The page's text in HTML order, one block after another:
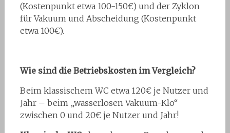
(Kostenpunkt etwa 100-150€) und der Zyklon
für Vakuum und Abscheidung (Kostenpunkt
etwa 100€).
Wie sind die Betriebskosten im Vergleich?
Beim klassischem WC etwa 120€ je Nutzer und
Jahr – beim „wasserlosen Vakuum-Klo“
zwischen 0 und 20€ je Nutzer und Jahr!